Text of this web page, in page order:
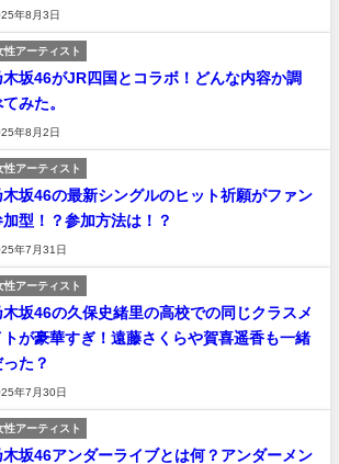
年8月3日
性アーティスト
木坂46がJR四国とコラボ！どんな内容か調
みた。
年8月2日
性アーティスト
木坂46の最新シングルのヒット祈願がファン
加型！？参加方法は！？
年7月31日
性アーティスト
木坂46の久保史緒里の高校での同じクラスメ
トが豪華すぎ！遠藤さくらや賀喜遥香も一緒
った？
年7月30日
性アーティスト
木坂46アンダーライブとは何？アンダーメン